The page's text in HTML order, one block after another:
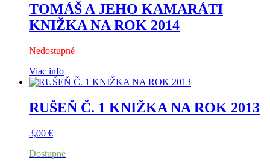
TOMÁŠ A JEHO KAMARÁTI
KNIŽKA NA ROK 2014
Nedostupné
Viac info
RUŠEŇ Č. 1 KNIŽKA NA ROK 2013
3,00 €
Dostupné